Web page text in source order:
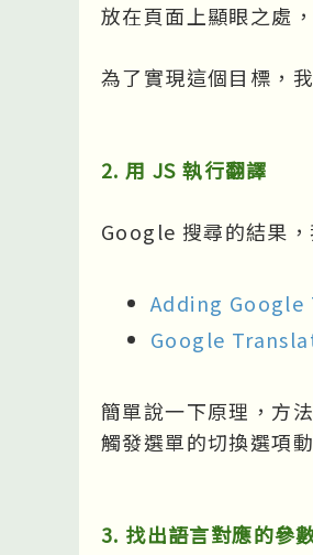
放在頁面上顯眼之處
為了實現這個目標，
2. 用 JS 執行翻譯
Google 搜尋的結果，
Adding
Google
簡單說一下原理，方
觸發選單的切換選項
3. 找出語言對應的參